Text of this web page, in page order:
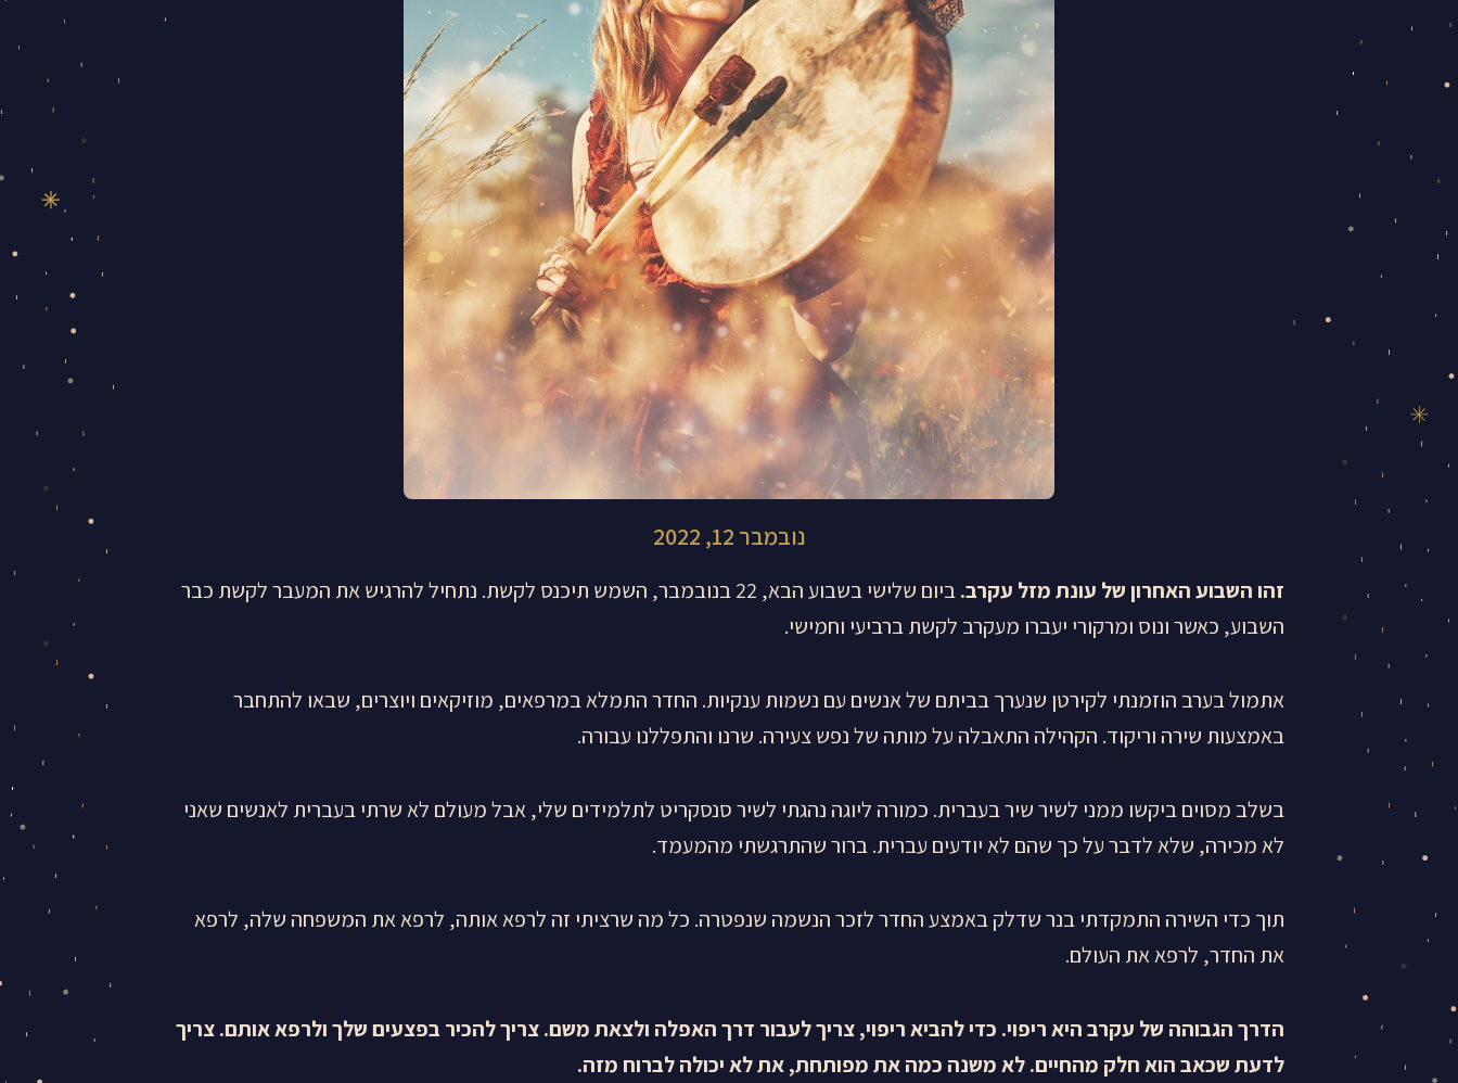
נובמבר 12, 2022
זהו השבוע האחרון של עונת מזל עקרב.
ביום שלישי בשבוע הבא, 22 בנובמבר, השמש תיכנס לקשת. נתחיל להרגיש את המעבר לקשת כבר
השבוע, כאשר ונוס ומרקורי יעברו מעקרב לקשת ברביעי וחמישי.
אתמול בערב הוזמנתי לקירטן שנערך בביתם של אנשים עם נשמות ענקיות. החדר התמלא במרפאים, מוזיקאים ויוצרים, שבאו להתחבר
באמצעות שירה וריקוד. הקהילה התאבלה על מותה של נפש צעירה. שרנו והתפללנו עבורה.
בשלב מסוים ביקשו ממני לשיר שיר בעברית. כמורה ליוגה נהגתי לשיר סנסקריט לתלמידים שלי, אבל מעולם לא שרתי בעברית לאנשים שאני
לא מכירה, שלא לדבר על כך שהם לא יודעים עברית. ברור שהתרגשתי מהמעמד.
תוך כדי השירה התמקדתי בנר שדלק באמצע החדר לזכר הנשמה שנפטרה. כל מה שרציתי זה לרפא אותה, לרפא את המשפחה שלה, לרפא
את החדר, לרפא את העולם.
הדרך הגבוהה של עקרב היא ריפוי. כדי להביא ריפוי, צריך לעבור דרך האפלה ולצאת משם. צריך להכיר בפצעים שלך ולרפא אותם. צריך
לדעת שכאב הוא חלק מהחיים. לא משנה כמה את מפותחת, את לא יכולה לברוח מזה.